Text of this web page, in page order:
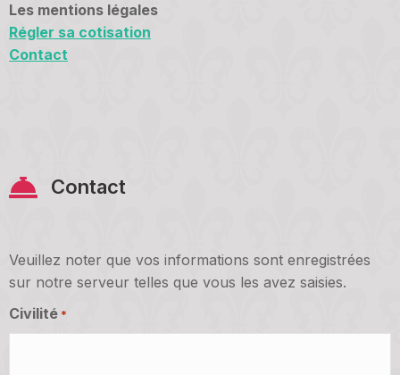
Les mentions légales
Régler sa cotisation
Contact
Contact
Veuillez noter que vos informations sont enregistrées
sur notre serveur telles que vous les avez saisies.
Civilité *